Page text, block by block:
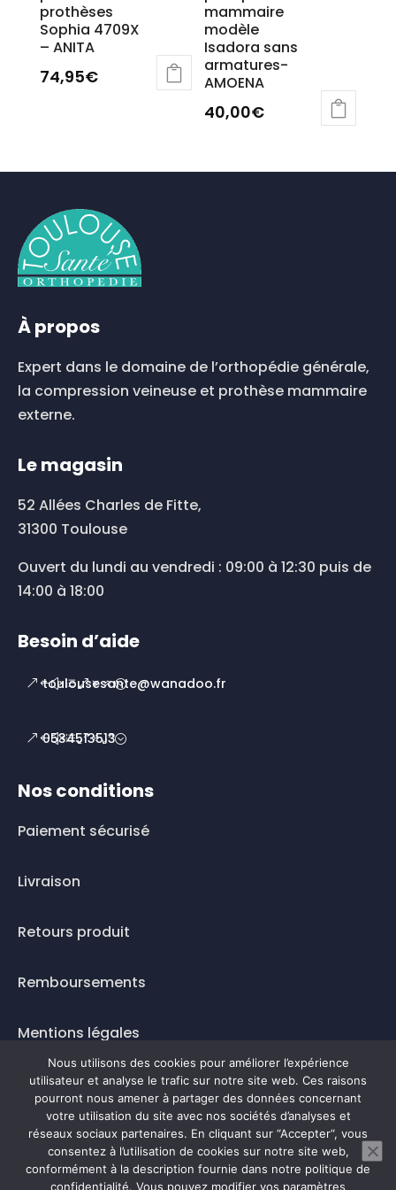
prothèses
Sophia 4709X
– ANITA
74,95€
variations.
options
peuvent
être
choisies
page
produit
mammaire
modèle
Isadora sans
armatures-
AMOENA
40,00€
À propos
Expert dans le domaine de l’orthopédie générale,
la compression veineuse et prothèse mammaire
externe.
Le magasin
52 Allées Charles de Fitte,
31300 Toulouse
Ouvert du lundi au vendredi : 09:00 à 12:30 puis de
14:00 à 18:00
Besoin d’aide
toulousesante@wanadoo.fr
0534513513
Nos conditions
Paiement sécurisé
Livraison
Retours produit
Remboursements
Mentions légales
Questions fréquentes
Mode de paiement
Nous utilisons des cookies pour améliorer l’expérience
utilisateur et analyse le trafic sur notre site web. Ces raisons
pourront nous amener à partager des données concernant
votre utilisation du site avec nos sociétés d’analyses et
réseaux sociaux partenaires. En cliquant sur “Accepter“, vous
consentez à l’utilisation de cookies sur notre site web,
conformément à la description fournie dans notre politique de
confidentialité. Vous pouvez modifier vos paramètres